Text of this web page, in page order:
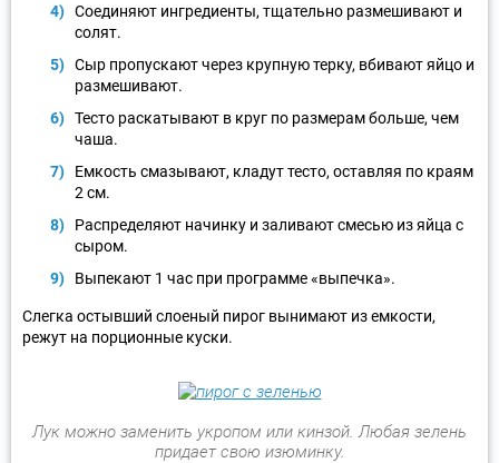
Соединяют ингредиенты, тщательно размешивают и
солят.
Сыр пропускают через крупную терку, вбивают яйцо и
размешивают.
Тесто раскатывают в круг по размерам больше, чем
чаша.
Емкость смазывают, кладут тесто, оставляя по краям
2 см.
Распределяют начинку и заливают смесью из яйца с
сыром.
Выпекают 1 час при программе «выпечка».
Слегка остывший слоеный пирог вынимают из емкости,
режут на порционные куски.
Лук можно заменить укропом или кинзой. Любая зелень
придает свою изюминку.